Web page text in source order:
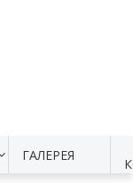
ГАЛЕРЕЯ